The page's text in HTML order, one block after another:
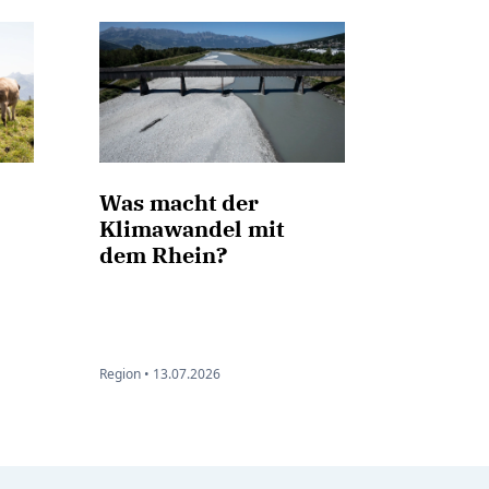
Was macht der
Klimawandel mit
dem Rhein?
Region • 13.07.2026